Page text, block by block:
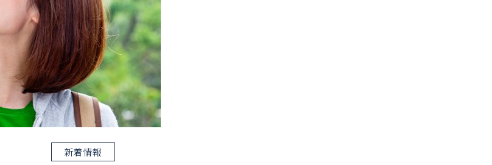
新着情報